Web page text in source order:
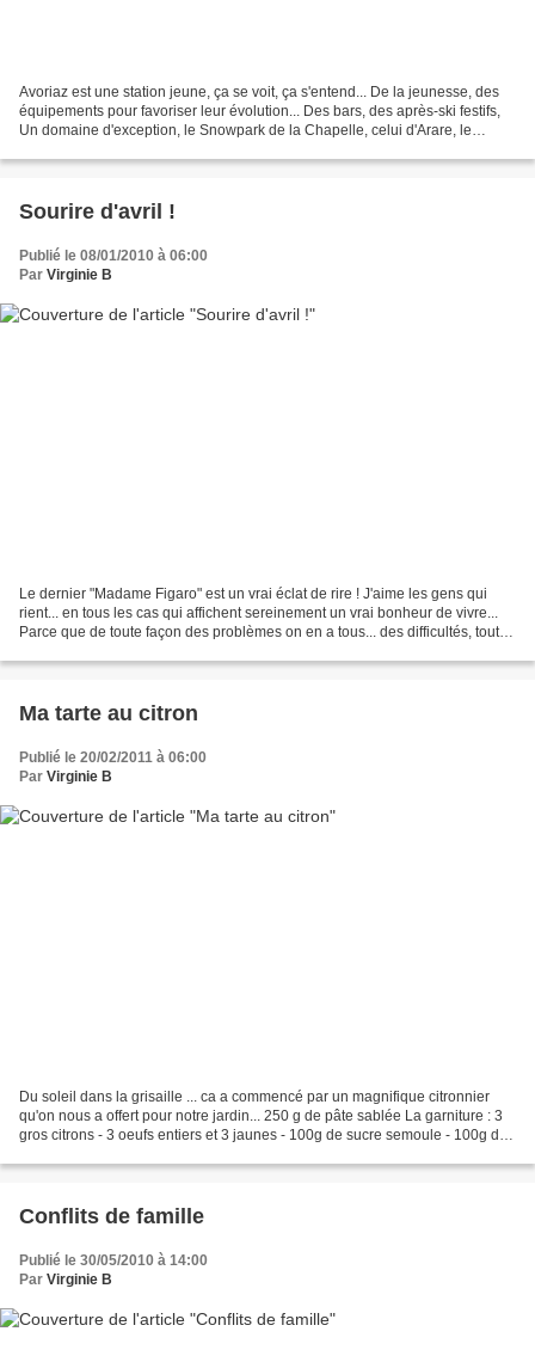
Avoriaz est une station jeune, ça se voit, ça s'entend... De la jeunesse, des
équipements pour favoriser leur évolution... Des bars, des après-ski festifs,
Un domaine d'exception, le Snowpark de la Chapelle, celui d'Arare, le
Sourire d'avril !
Publié le 08/01/2010 à 06:00
Par Virginie B
Le dernier "Madame Figaro" est un vrai éclat de rire ! J'aime les gens qui
rient... en tous les cas qui affichent sereinement un vrai bonheur de vivre...
Parce que de toute façon des problèmes on en a tous... des difficultés, tout le
Ma tarte au citron
Publié le 20/02/2011 à 06:00
Par Virginie B
Du soleil dans la grisaille ... ca a commencé par un magnifique citronnier
qu'on nous a offert pour notre jardin... 250 g de pâte sablée La garniture : 3
gros citrons - 3 oeufs entiers et 3 jaunes - 100g de sucre semoule - 100g de
Conflits de famille
Publié le 30/05/2010 à 14:00
Par Virginie B